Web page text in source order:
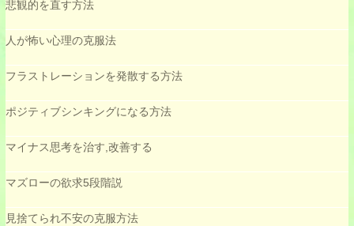
悲観的を直す方法
人が怖い心理の克服法
フラストレーションを発散する方法
ポジティブシンキングになる方法
マイナス思考を治す,改善する
マズローの欲求5段階説
見捨てられ不安の克服方法